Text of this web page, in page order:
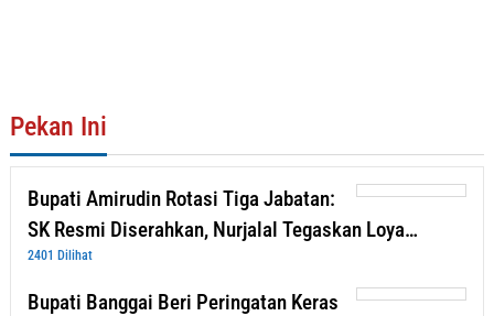
Pekan Ini
Bupati Amirudin Rotasi Tiga Jabatan:
SK Resmi Diserahkan, Nurjalal Tegaskan Loya…
2401 Dilihat
Bupati Banggai Beri Peringatan Keras